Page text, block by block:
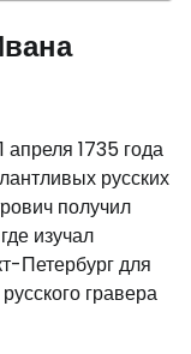
апреля 1735 года
русских
получил
изучал
Петербург для
гравера